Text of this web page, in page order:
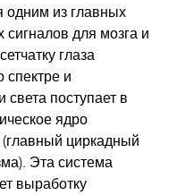
одним из главных
сигналов для мозга и
глаза
и
света поступает в
ядро
(главный циркадный
Эта система
выработку